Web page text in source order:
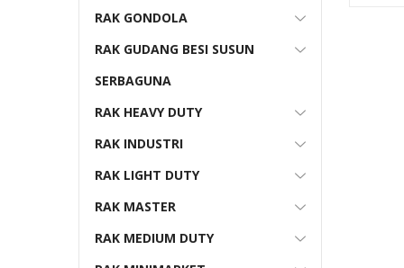
RAK GONDOLA
RAK GUDANG BESI SUSUN
SERBAGUNA
RAK HEAVY DUTY
RAK INDUSTRI
RAK LIGHT DUTY
RAK MASTER
RAK MEDIUM DUTY